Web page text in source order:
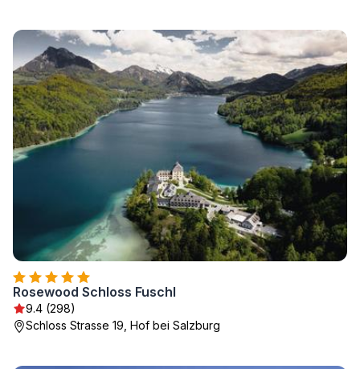
Rosewood Schloss Fuschl
9.4 (298)
Schloss Strasse 19, Hof bei Salzburg